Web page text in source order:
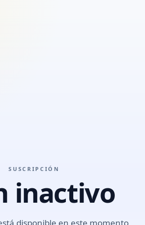
SUSCRIPCIÓN
inactivo
disponible en este momento